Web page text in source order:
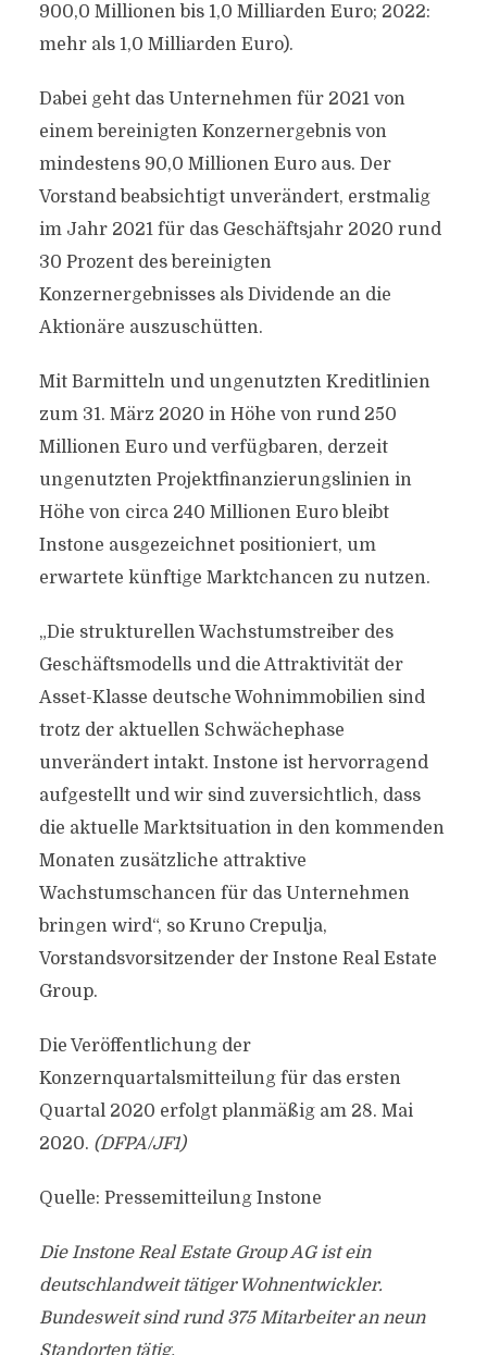
900,0 Millionen bis 1,0 Milliarden Euro; 2022:
mehr als 1,0 Milliarden Euro).
Dabei geht das Unternehmen für 2021 von
einem bereinigten Konzernergebnis von
mindestens 90,0 Millionen Euro aus. Der
Vorstand beabsichtigt unverändert, erstmalig
im Jahr 2021 für das Geschäftsjahr 2020 rund
30 Prozent des bereinigten
Konzernergebnisses als Dividende an die
Aktionäre auszuschütten.
Mit Barmitteln und ungenutzten Kreditlinien
zum 31. März 2020 in Höhe von rund 250
Millionen Euro und verfügbaren, derzeit
ungenutzten Projektfinanzierungslinien in
Höhe von circa 240 Millionen Euro bleibt
Instone ausgezeichnet positioniert, um
erwartete künftige Marktchancen zu nutzen.
„Die strukturellen Wachstumstreiber des
Geschäftsmodells und die Attraktivität der
Asset-Klasse deutsche Wohnimmobilien sind
trotz der aktuellen Schwächephase
unverändert intakt. Instone ist hervorragend
aufgestellt und wir sind zuversichtlich, dass
die aktuelle Marktsituation in den kommenden
Monaten zusätzliche attraktive
Wachstumschancen für das Unternehmen
bringen wird“, so Kruno Crepulja,
Vorstandsvorsitzender der Instone Real Estate
Group.
Die Veröffentlichung der
Konzernquartalsmitteilung für das ersten
Quartal 2020 erfolgt planmäßig am 28. Mai
2020. (DFPA/JF1)
Quelle: Pressemitteilung Instone
Die Instone Real Estate Group AG ist ein
deutschlandweit tätiger Wohnentwickler.
Bundesweit sind rund 375 Mitarbeiter an neun
Standorten tätig.